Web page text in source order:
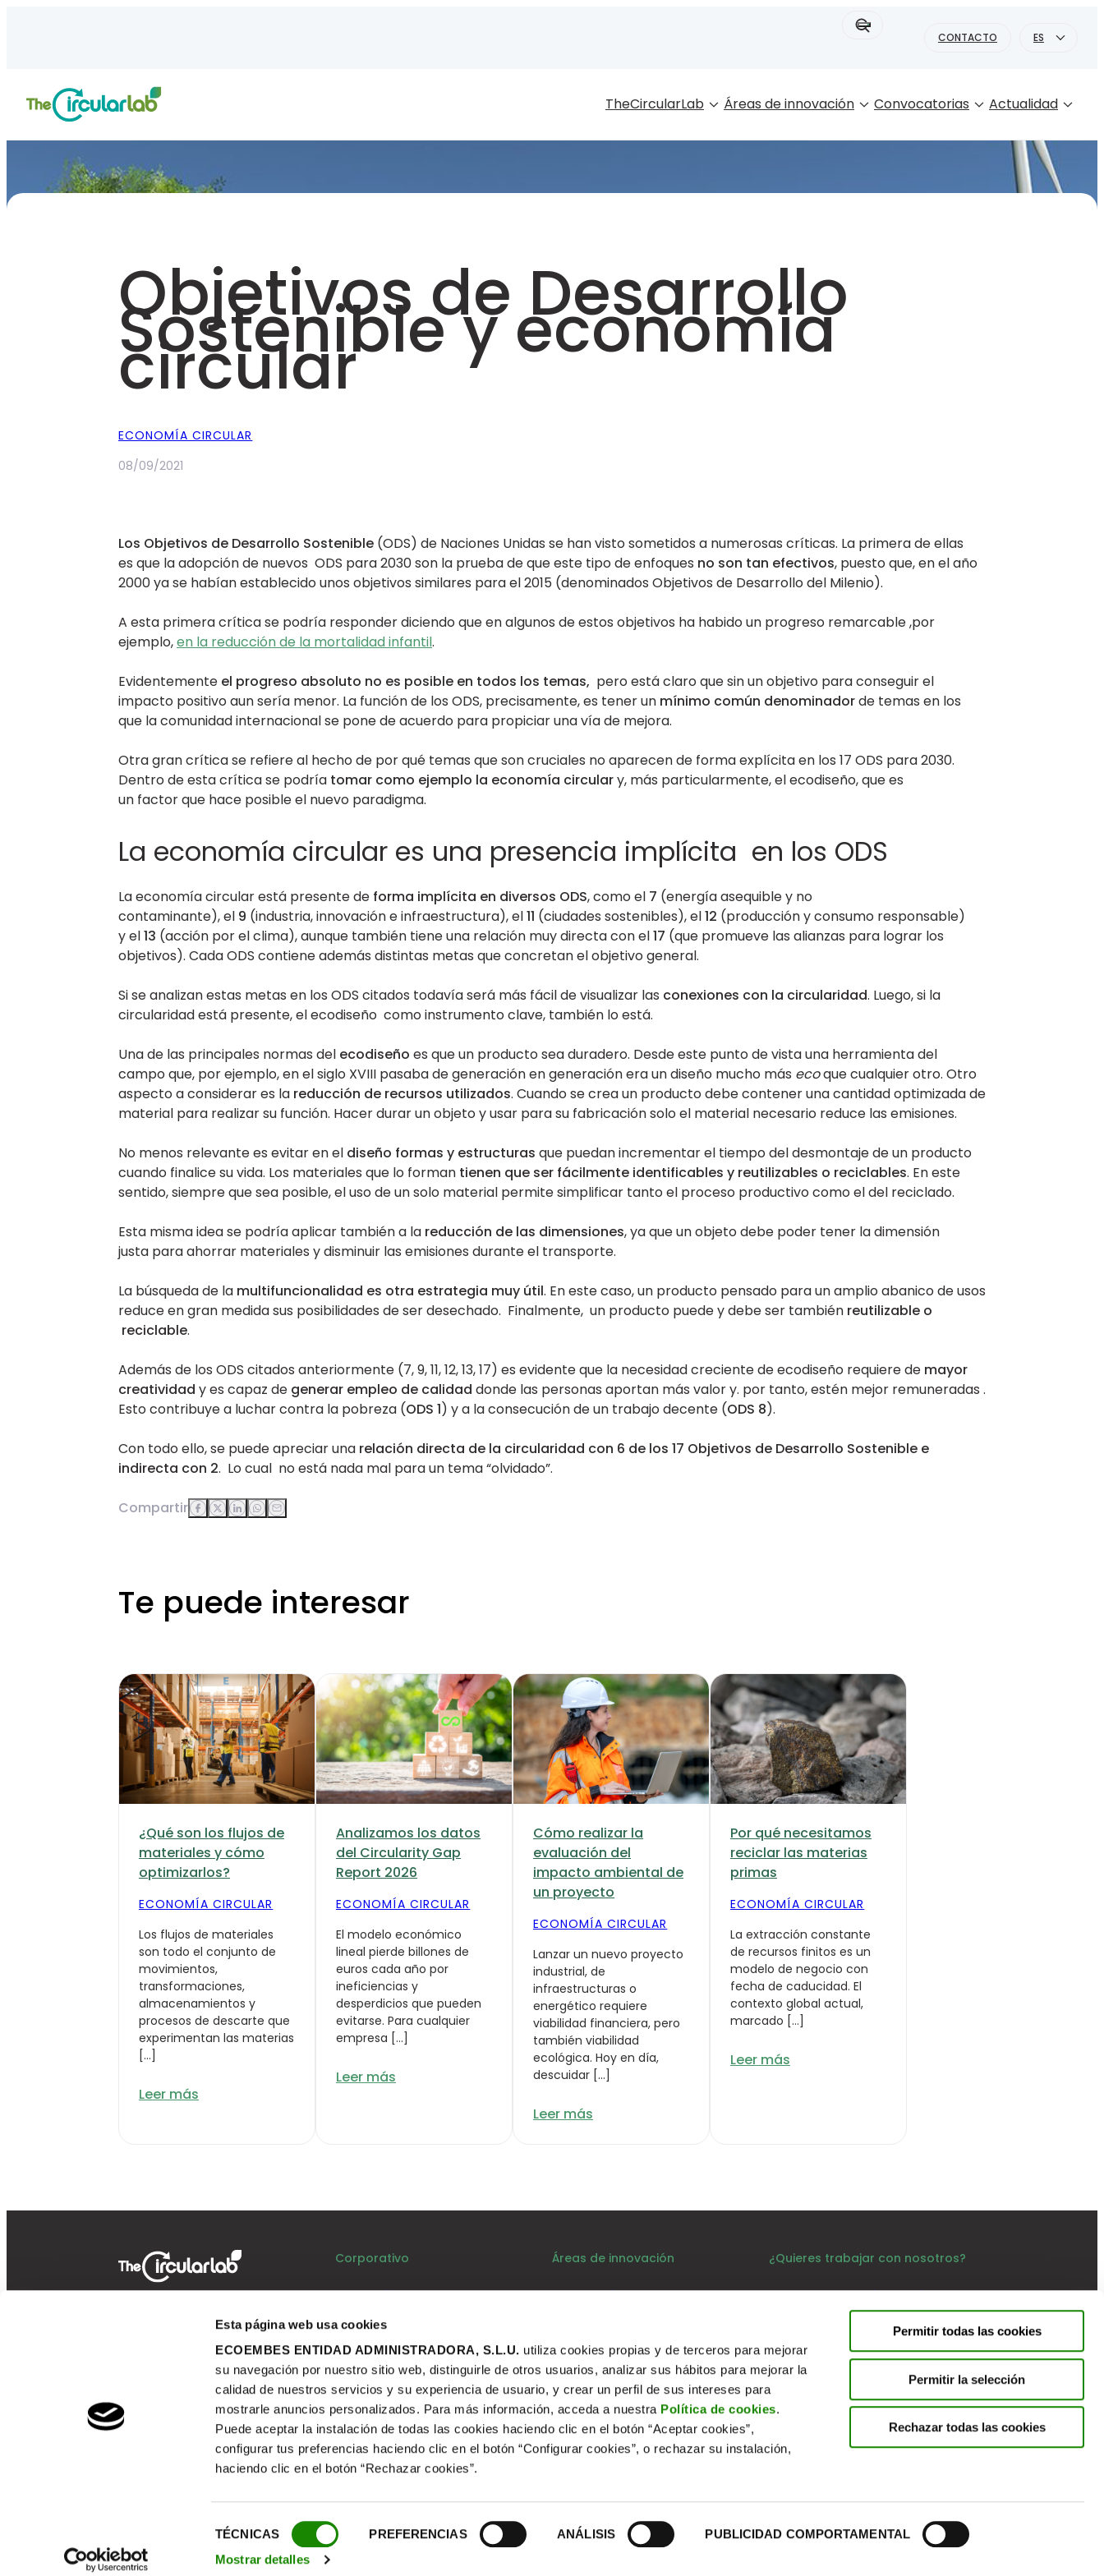
Esta página web usa cookies
ECOEMBES ENTIDAD ADMINISTRADORA, S.L.U. utiliza cookies propias y de terceros para mejorar
su navegación por nuestro sitio web, distinguirle de otros usuarios, analizar sus hábitos para mejorar la
calidad de nuestros servicios y su experiencia de usuario, y crear un perfil de sus intereses para
mostrarle anuncios personalizados. Para más información, acceda a nuestra Política de cookies.
Puede aceptar la instalación de todas las cookies haciendo clic en el botón “Aceptar cookies”,
configurar tus preferencias haciendo clic en el botón “Configurar cookies”, o rechazar su instalación,
haciendo clic en el botón “Rechazar cookies”.
Selección
de
consentimiento
TÉCNICAS PREFERENCIAS ANÁLISIS
PUBLICIDAD COMPORTAMENTAL
Mostrar detalles
Permitir todas las cookies
Permitir la selección
Rechazar todas las cookies
Buscar:
CONTACTO ES
TheCircularLab Áreas de innovación Convocatorias Actualidad
Objetivos de Desarrollo
Sostenible y economía
circular
ECONOMÍA CIRCULAR
08/09/2021
Los Objetivos de Desarrollo Sostenible (ODS) de Naciones Unidas se han visto sometidos a numerosas críticas. La primera de ellas
es que la adopción de nuevos ODS para 2030 son la prueba de que este tipo de enfoques no son tan efectivos, puesto que, en el año
2000 ya se habían establecido unos objetivos similares para el 2015 (denominados Objetivos de Desarrollo del Milenio).
A esta primera crítica se podría responder diciendo que en algunos de estos objetivos ha habido un progreso remarcable ,por
ejemplo,en la reducción de la mortalidad infantil.
Evidentemente el progreso absoluto no es posible en todos los temas, pero está claro que sin un objetivo para conseguir el
impacto positivo aun sería menor. La función de los ODS, precisamente, es tener un mínimo común denominadorde temas en los
que la comunidad internacional se pone de acuerdo para propiciar una vía de mejora.
Otra gran crítica se refiere al hecho de por qué temas que son cruciales no aparecen de forma explícita en los 17 ODS para 2030.
Dentro de esta crítica se podría tomar como ejemplo la economía circulary, más particularmente, el ecodiseño, que es
un factor que hace posible el nuevo paradigma.
La economía circular es una presencia implícita en los ODS
La economía circular está presente de forma implícita en diversos ODS, como el 7 (energía asequible y no
contaminante), el 9 (industria, innovación e infraestructura), el11 (ciudades sostenibles), el12 (producción y consumo responsable)
y el13 (acción por el clima), aunque también tiene una relación muy directa con el17 (que promueve las alianzas para lograr los
objetivos). Cada ODS contiene además distintas metas que concretan el objetivo general.
Si se analizan estas metas en los ODS citados todavía será más fácil de visualizar las conexiones con la circularidad. Luego, si la
circularidad está presente, el ecodiseño como instrumento clave, también lo está.
Una de las principales normas del ecodiseño es que un producto sea duradero. Desde este punto de vista una herramienta del
campo que, por ejemplo, en el siglo XVIII pasaba de generación en generación era un diseño mucho más ecoque cualquier otro. Otro
aspecto a considerar es la reducción de recursos utilizados. Cuando se crea un producto debe contener una cantidad optimizada de
material para realizar su función. Hacer durar un objeto y usar para su fabricación solo el material necesario reduce las emisiones.
No menos relevante es evitar en el diseño formas y estructuras que puedan incrementar el tiempo del desmontaje de un producto
cuando finalice su vida. Los materiales que lo forman tienen que ser fácilmente identificables y reutilizables o reciclables. En este
sentido, siempre que sea posible, el uso de un solo material permite simplificar tanto el proceso productivo como el del reciclado.
Esta misma idea se podría aplicar también a la reducción de las dimensiones, ya que un objeto debe poder tener la dimensión
justa para ahorrar materiales y disminuir las emisiones durante el transporte.
La búsqueda de la multifuncionalidad es otra estrategia muy útil. En este caso, un producto pensado para un amplio abanico de usos
reduce en gran medida sus posibilidades de ser desechado. Finalmente, un producto puede y debe ser también reutilizable o
reciclable.
Además de los ODS citados anteriormente (7, 9, 11, 12, 13, 17) es evidente que la necesidad creciente de ecodiseño requiere de mayor
creatividad y es capaz de generar empleo de calidad donde las personas aportan más valor y. por tanto, estén mejor remuneradas .
Esto contribuye a luchar contra la pobreza (ODS 1) y a la consecución de un trabajo decente (ODS 8).
Con todo ello, se puede apreciar una relación directa de la circularidad con 6 de los 17 Objetivos de Desarrollo Sostenible e
indirecta con 2. Lo cual no está nada mal para un tema “olvidado”.
Compartir
Te puede interesar
¿Qué son los flujos de
materiales y cómo
optimizarlos?
ECONOMÍA CIRCULAR
Los flujos de materiales
son todo el conjunto de
movimientos,
transformaciones,
almacenamientos y
procesos de descarte que
experimentan las materias
[…]
Leer más
Analizamos los datos
del Circularity Gap
Report 2026
ECONOMÍA CIRCULAR
El modelo económico
lineal pierde billones de
euros cada año por
ineficiencias y
desperdicios que pueden
evitarse. Para cualquier
empresa […]
Leer más
Cómo realizar la
evaluación del
impacto ambiental de
un proyecto
ECONOMÍA CIRCULAR
Lanzar un nuevo proyecto
industrial, de
infraestructuras o
energético requiere
viabilidad financiera, pero
también viabilidad
ecológica. Hoy en día,
descuidar […]
Leer más
Por qué necesitamos
reciclar las materias
primas
ECONOMÍA CIRCULAR
La extracción constante
de recursos finitos es un
modelo de negocio con
fecha de caducidad. El
contexto global actual,
marcado […]
Leer más
Corporativo
Quiénes somos
Economía circular
Convocatorias
Blog
Notas prensa
Actualidad en emprendedores
Áreas de innovación
Ecodiseño
Tecnologías del residuo
Emprendimiento
¿Quieres trabajar con nosotros?
www.ecoembesempleo.es
Contacto
© 2026 TheCircularLab - Ecoembes